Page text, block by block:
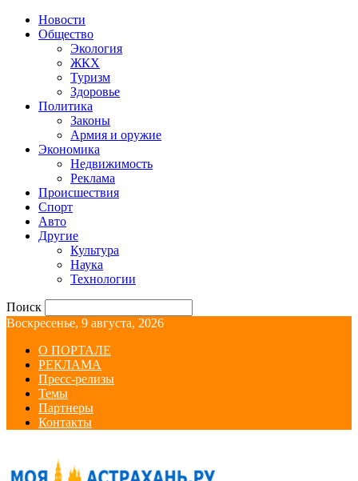
Новости
Общество
Экология
ЖКХ
Туризм
Здоровье
Политика
Законы
Армия и оружие
Экономика
Недвижимость
Реклама
Происшествия
Спорт
Авто
Другие
Культура
Наука
Технологии
Поиск
Воскресенье, 9 августа, 2026
О ПОРТАЛЕ
РЕКЛАМА
Пресс-релизы
Темы
Партнеры
Контакты